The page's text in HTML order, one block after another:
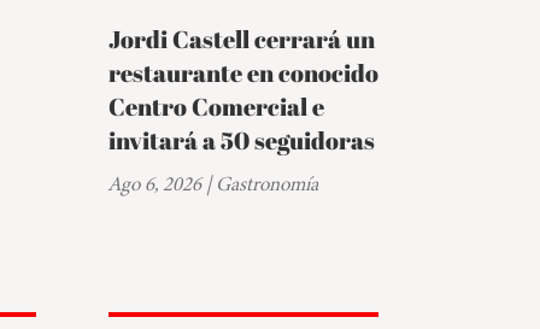
Jordi Castell cerrará un
restaurante en conocido
Centro Comercial e
invitará a 50 seguidoras
Ago 6, 2026|Gastronomía